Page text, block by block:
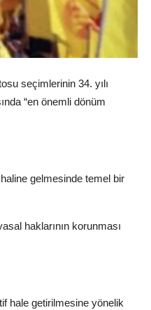
seçimlerinin 34. yılı
“en önemli dönüm
gelmesinde temel bir
haklarının korunması
hale getirilmesine yönelik